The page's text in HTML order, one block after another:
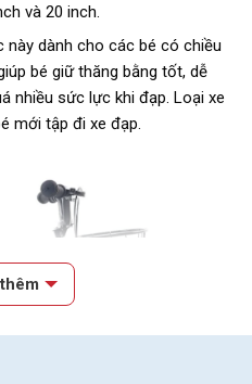
và 20 inch.
này dành cho các bé có chiều
bé giữ thăng bằng tốt, dễ
nhiều sức lực khi đạp. Loại xe
mới tập đi xe đạp.